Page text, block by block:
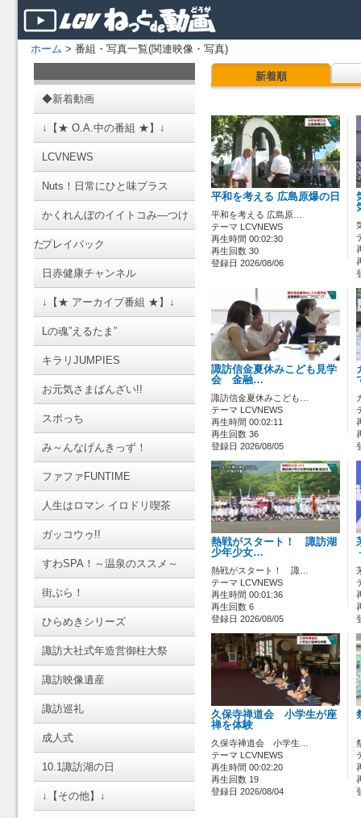
ホーム > 番組・写真一覧(関連映像・写真)
◆新着動画
↓【★ O.A.中の番組 ★】↓
LCVNEWS
Nuts！日常にひと味プラス
かくれんぼのイイトコみ―つけ
たプレイバック
日赤健康チャンネル
↓【★ アーカイブ番組 ★】↓
Lの魂”えるたま”
キラリJUMPIES
お元気さまばんざい!!
スポっち
み～んなげんきっず！
ファファFUNTIME
人生はロマン イロドリ喫茶
ガッコウゥ!!
すわSPA！～温泉のススメ～
街ぶら！
ひらめきシリーズ
諏訪大社式年造営御柱大祭
諏訪映像遺産
諏訪巡礼
成人式
10.1諏訪湖の日
↓【その他】↓
新着順
平和を考える 広島原爆の日
平和を考える 広島原…
テーマ LCVNEWS
再生時間 00:02:30
再生回数 30
登録日 2026/08/06
諏訪信金夏休みこども見学
会 金融…
諏訪信金夏休みこども…
テーマ LCVNEWS
再生時間 00:02:11
再生回数 36
登録日 2026/08/05
熱戦がスタート！ 諏訪湖
少年少女…
熱戦がスタート！ 諏…
テーマ LCVNEWS
再生時間 00:01:36
再生回数 6
登録日 2026/08/05
久保寺禅道会 小学生が座
禅を体験
久保寺禅道会 小学生…
テーマ LCVNEWS
再生時間 00:02:20
再生回数 19
登録日 2026/08/04